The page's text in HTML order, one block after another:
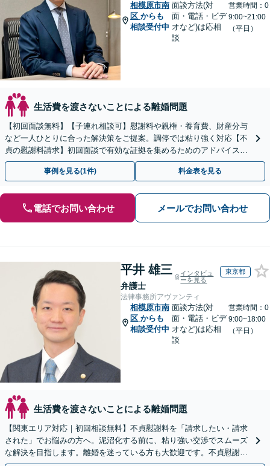
相模原市南
区 からも
相談受付中
面談方法(対
面・電話・ビデ
オなど)は応相
談
営業時間：0
9:00~21:00
（平日）
生活費を渡さないことによる離婚問題
【初回面談無料】【子連れ相談可】慰謝料や親権・養育費、財産分与
など一人ひとりに合った解決策をご提案。調停では粘り強く対応【不
貞の慰謝料請求】初回面談で有効な証拠を集めるためのアドバイスを
します。お気軽にご相談ください
事例を見る(1件) 料金表を見る
電話でお問い合わせ メールでお問い合わせ
平井 雄三
弁護士
インタビュ
ーを見る
東京都
法律事務所アヴァンティ
相模原市南
区 からも
相談受付中
面談方法(対
面・電話・ビデ
オなど)は応相
談
営業時間：0
9:00~18:00
（平日）
生活費を渡さないことによる離婚問題
【関東エリア対応｜初回相談無料】不貞慰謝料を「請求したい・請求
された」でお悩みの方へ。泥沼化する前に、粘り強い交渉でスムーズ
な解決を目指します。離婚を迷っている方も大歓迎です。不貞慰謝料